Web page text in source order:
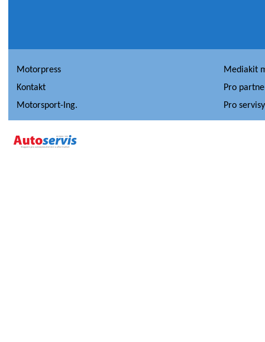
Motorpress
Mediakit
Kontakt
Pro
Motorsport-Ing.
Pro servisy